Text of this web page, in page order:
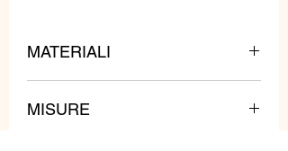
MATERIALI
MISURE